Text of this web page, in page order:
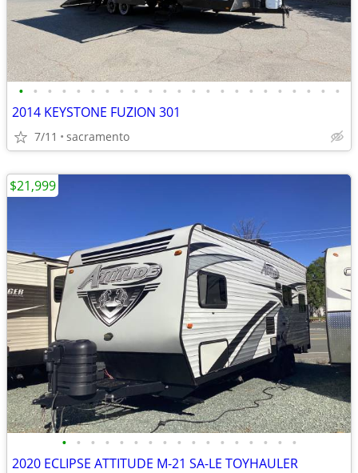
• • • • • • • • • • • • • • • • • • • • • • •
2014 KEYSTONE FUZION 301
7/11 sacramento
• • • • • • • • • • • • • • • • •
2020 ECLIPSE ATTITUDE M-21 SA-LE TOYHAULER
$21,999